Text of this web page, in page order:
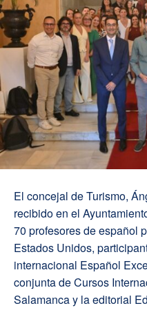
El concejal de Turismo,
recibido en el
70 profesores de español
Estados Unidos,
internacional Español
conjunta de Cursos
Salamanca y la editorial